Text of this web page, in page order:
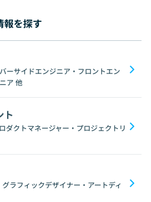
報を探す
ーサイドエンジニア・フロントエン
ア 他
ト
ダクトマネージャー・プロジェクトリ
ラフィックデザイナー・アートディ